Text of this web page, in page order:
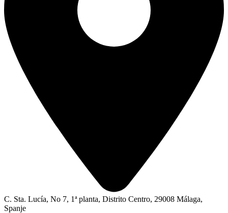
C. Sta. Lucía, No 7, 1ª planta, Distrito Centro, 29008 Málaga,
Spanje